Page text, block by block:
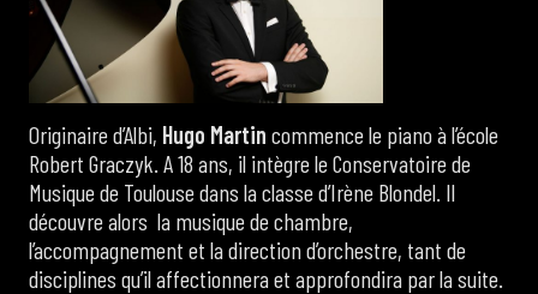
Originaire d’Albi, Hugo Martin commence le piano à l’école
Robert Graczyk. A 18 ans, il intègre le Conservatoire de
Musique de Toulouse dans la classe d’Irène Blondel. Il
découvre alors la musique de chambre,
l’accompagnement et la direction d’orchestre, tant de
disciplines qu’il affectionnera et approfondira par la suite.